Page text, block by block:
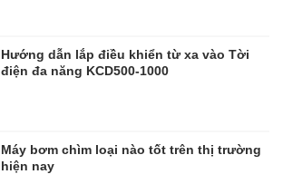
Hướng dẫn lắp điều khiển từ xa vào Tời
điện đa năng KCD500-1000
Máy bơm chìm loại nào tốt trên thị trường
hiện nay